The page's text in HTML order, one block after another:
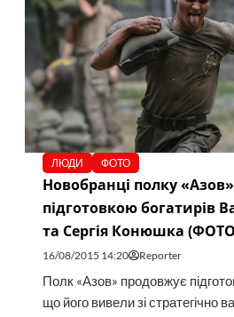
ЛЮДИ ФОТО
Новобранці полку
підготовкою богатирів
та Сергія Конюшка
16/08/2015 14:20 Reporter
Полк «Азов» продовжує
що його вивели зі стратегічно